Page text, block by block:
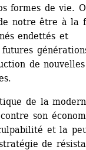
formes de vie.
notre être à la
endettés et
futures
de nouvelles
de la
son
et la
de